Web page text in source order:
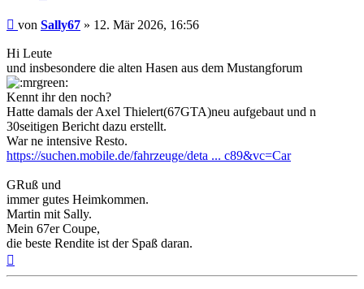
Beitrag
von Sally67 » 12. Mär 2026, 16:56
Hi Leute
und insbesondere die alten Hasen aus dem Mustangforum
Kennt ihr den noch?
Hatte damals der Axel Thielert(67GTA)neu aufgebaut und n
30seitigen Bericht dazu erstellt.
War ne intensive Resto.
https://suchen.mobile.de/fahrzeuge/deta ... c89&vc=Car
GRuß und
immer gutes Heimkommen.
Martin mit Sally.
Mein 67er Coupe,
die beste Rendite ist der Spaß daran.